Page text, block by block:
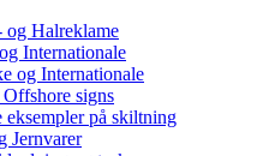
og Halreklame
Internationale
og Internationale
signs
eksempler på skiltning
Jernvarer